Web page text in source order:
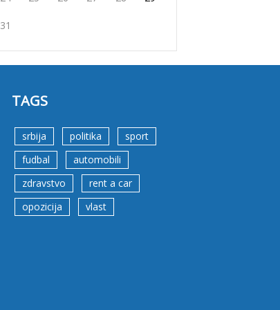
31
TAGS
srbija politika
sport
fudbal
automobili
zdravstvo
rent a car
opozicija
vlast